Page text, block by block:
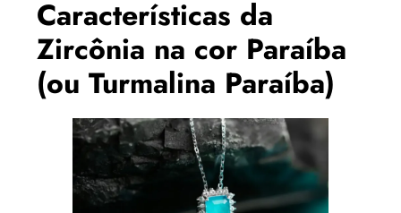
Características da
Zircônia na cor Paraíba
(ou Turmalina Paraíba)